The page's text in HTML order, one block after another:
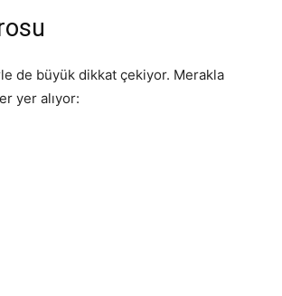
de büyük dikkat çekiyor. Merakla
yer alıyor: